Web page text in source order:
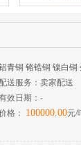
配送服务： 卖家配送
效日期： -
格： 100000.00元/